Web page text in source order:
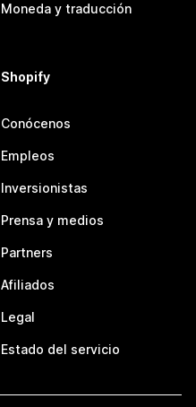
Moneda y traducción
Shopify
Conócenos
Empleos
Inversionistas
Prensa y medios
Partners
Afiliados
Legal
Estado del servicio